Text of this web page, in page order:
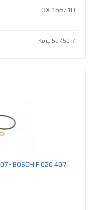
OX 166/1D
Код: 50750-7
BOSCH F 026 407